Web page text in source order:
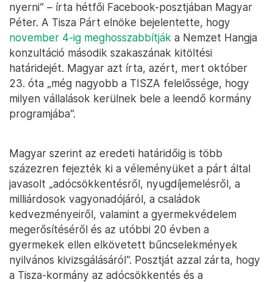
nyerni” – írta hétfői Facebook-posztjában Magyar
Péter. A Tisza Párt elnöke bejelentette, hogy
november 4-ig meghosszabbítják a Nemzet Hangja
konzultáció második szakaszának kitöltési
határidejét. Magyar azt írta, azért, mert október
23. óta „még nagyobb a TISZA felelőssége, hogy
milyen vállalások kerülnek bele a leendő kormány
programjába”.
Magyar szerint az eredeti határidőig is több
százezren fejezték ki a véleményüket a párt által
javasolt „adócsökkentésről, nyugdíjemelésről, a
milliárdosok vagyonadójáról, a családok
kedvezményeiről, valamint a gyermekvédelem
megerősítéséről és az utóbbi 20 évben a
gyermekek ellen elkövetett bűncselekmények
nyilvános kivizsgálásáról”. Posztját azzal zárta, hogy
a Tisza-kormány az adócsökkentés és a